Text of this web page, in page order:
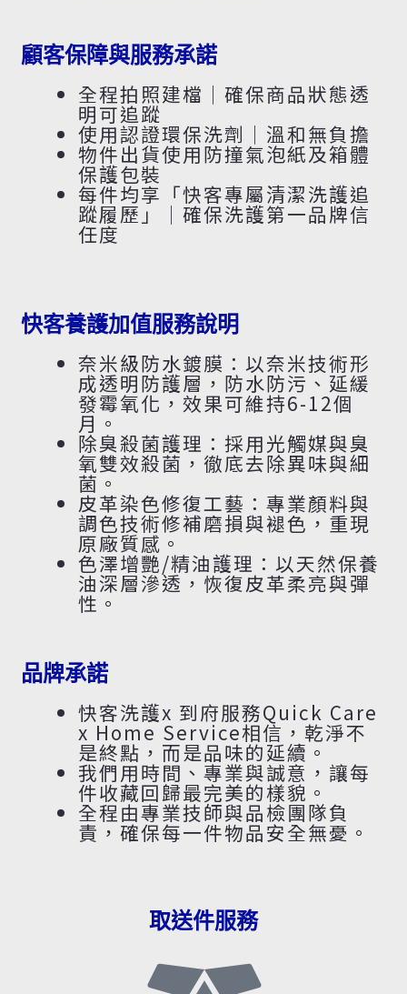
顧客保障與服務承諾
全程拍照建檔｜確保商品狀態透
明可追蹤
使用認證環保洗劑｜溫和無負擔
物件出貨使用防撞氣泡紙及箱體
保護包裝
每件均享「快客專屬清潔洗護追
蹤履歷」｜確保洗護第一品牌信
任度
快客養護加值服務說明
奈米級防水鍍膜：以奈米技術形
成透明防護層，防水防污、延緩
發霉氧化，效果可維持6-12個
月。
除臭殺菌護理：採用光觸媒與臭
氧雙效殺菌，徹底去除異味與細
菌。
皮革染色修復工藝：專業顏料與
調色技術修補磨損與褪色，重現
原廠質感。
色澤增艷/精油護理：以天然保養
油深層滲透，恢復皮革柔亮與彈
性。
品牌承諾
快客洗護x 到府服務Quick Care
x Home Service相信，乾淨不
是終點，而是品味的延續。
我們用時間、專業與誠意，讓每
件收藏回歸最完美的樣貌。
全程由專業技師與品檢團隊負
責，確保每一件物品安全無憂。
取送件服務